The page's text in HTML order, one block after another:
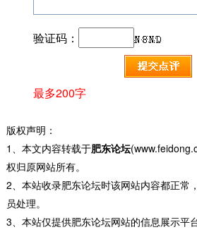
验证码：
最多200字
版权声明：
1、本文内容转载于肥东论坛
权归原网站所有。
2、本站收录肥东论坛时该网站内容都正常
员处理。
3、本站仅提供肥东论坛网站的信息展示平